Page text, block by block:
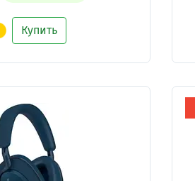
Купить